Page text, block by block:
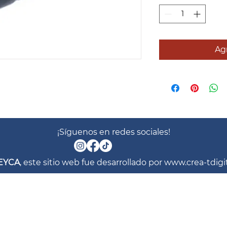
¡Síguenos en redes sociales!
, este sitio web fue desarrollado por www.crea-